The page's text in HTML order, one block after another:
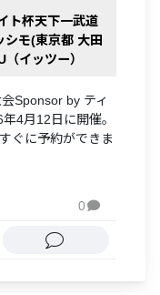
ト杯天下一武道
モ(東京都 大田
イッツー）
Sponsor by ティ
4月12日に開催。
ぐに予約ができま
0